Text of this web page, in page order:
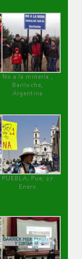
No a la minería ,
Bariloche,
Argentina
PUEBLA, Pue, 27
Enero